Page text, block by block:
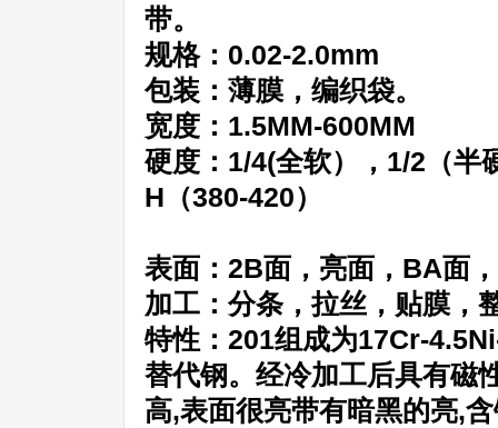
带。
规格：0.02-2.0mm
包装：薄膜，编织袋。
宽度：1.5MM-600MM
硬度：1/4(全软），1/2（半
H（380-420）
表面：2B面，亮面，BA面
加工：分条，拉丝，贴膜，
特性：201组成为17Cr-
替代钢。经冷加工后具有磁
高,表面很亮带有暗黑的亮,